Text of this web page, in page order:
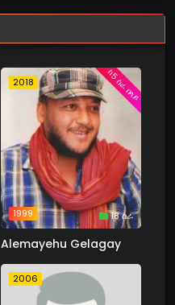
2018
1999 18 ስራ
ከ5 ስራ በላይ
Alemayehu Gelagay
2006